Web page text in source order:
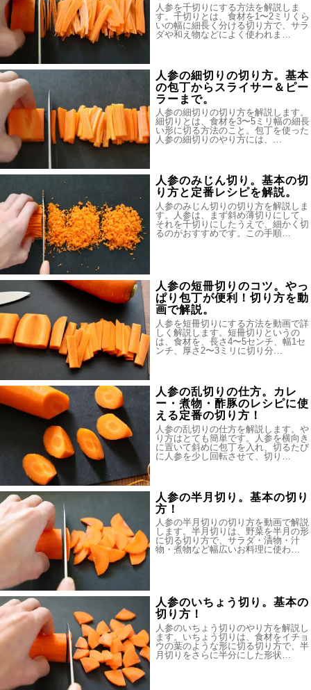
人参を千切りにする方法を解説しま
す。千切りとは、食材を1〜2ミリくら
いの幅に細長く分ける切り方で、サラ
ダや和え物などによく使われま…
人参の細切りの切り方。基本
の包丁からスライサー＆ピー
ラーまで。
人参の細切りの切り方を解説します。
細切りとは、食材を3〜5ミリ幅の細長
い形に切る方法のこと。包丁を使った
人参の細切りのやり方には、…
人参のみじん切り。基本の切
り方と定番レシピを解説。
人参のみじん切りの切り方を解説しま
す。人参は、まず斜め薄切りにして、
それを千切りにしたうえで、細かく切
るのがおすすめです。この手順…
人参の短冊切りのコツ。やっ
ぱり包丁が便利！切り方を動
画で解説。
人参を短冊切りにする方法を動画で詳
しく解説します。短冊切りというの
は、食材を、長さ4〜5センチ、幅1セ
ンチ、厚さ2〜3ミリに切り分…
人参の乱切りの仕方。カレ
ー・煮物・酢豚のレシピに使
える定番の切り方！
人参の乱切りの仕方を解説します。や
り方はとても簡単です。人参を横向き
に置いて斜めに包丁を入れ、切るたび
に人参を少し回転させて、切り…
人参の半月切り。基本の切り
方！
人参の半月切りの切り方を動画で解説
します。半月切りは、野菜を半月の形
に切る切り方で、サラダ・漬物・汁
物・煮物など幅広いお料理に使わ…
人参のいちょう切り。基本の
切り方！
人参のいちょう切りのやり方を解説し
ます。いちょう切りは、食材をイチョ
ウの葉のような形に切る切り方で、半
月切りをさらに半分にした形状…